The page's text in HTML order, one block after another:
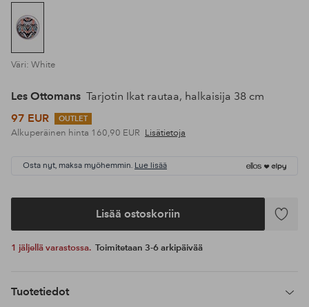
Väri: White
Les Ottomans Tarjotin Ikat rautaa, halkaisija 38 cm
97 EUR
OUTLET
Alkuperäinen hinta 160,90 EUR Lisätietoja
Osta nyt, maksa myöhemmin. Lue lisää
Lisää ostoskoriin
Lisää
1 jäljellä varastossa. Toimitetaan 3-6 arkipäivää
Tuotetiedot